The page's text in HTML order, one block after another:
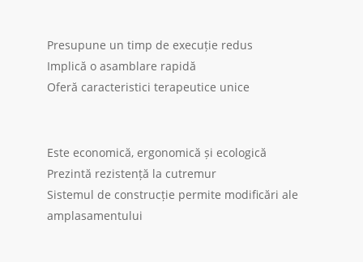
Presupune un timp de execuție redus
Implică o asamblare rapidă
Oferă caracteristici terapeutice unice
Este economică, ergonomică și ecologică
Prezintă rezistență la cutremur
Sistemul de construcție permite modificări ale
amplasamentului